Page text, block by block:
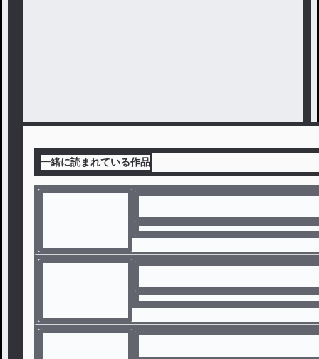
一緒に読まれている作品